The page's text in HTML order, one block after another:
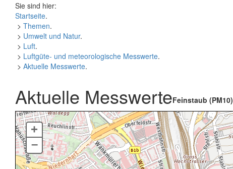
Sie sind hier:
Startseite.
> Themen.
> Umwelt und Natur.
> Luft.
> Luftgüte- und meteorologische Messwerte.
> Aktuelle Messwerte.
Aktuelle MesswerteFeinstaub (PM10)
+
–